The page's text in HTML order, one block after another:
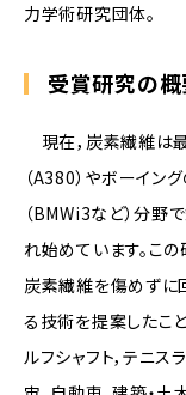
力学術研究団体。
受賞研究の
現在，炭素繊維は
（A380）やボーイン
（BMWi3など）分
れ始めています。こ
炭素繊維を傷めずに
る技術を提案したこ
ルフシャフト，テニス